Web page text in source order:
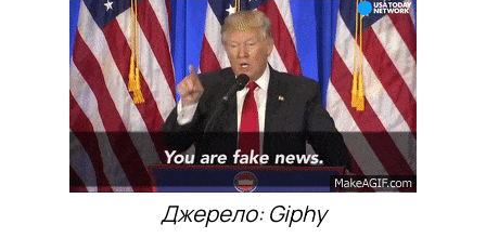
Джерело: Giphy